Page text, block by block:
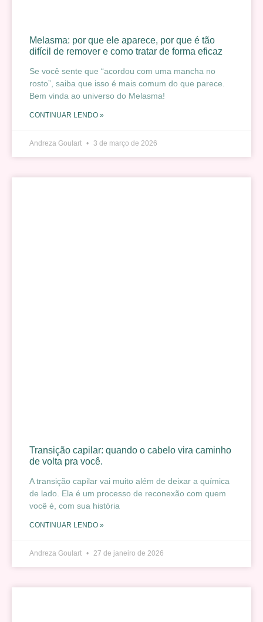
Melasma: por que ele aparece, por que é tão
difícil de remover e como tratar de forma eficaz
Se você sente que “acordou com uma mancha no
rosto”, saiba que isso é mais comum do que parece.
Bem vinda ao universo do Melasma!
CONTINUAR LENDO »
Andreza Goulart 3 de março de 2026
Transição capilar: quando o cabelo vira caminho
de volta pra você.
A transição capilar vai muito além de deixar a química
de lado. Ela é um processo de reconexão com quem
você é, com sua história
CONTINUAR LENDO »
Andreza Goulart 27 de janeiro de 2026